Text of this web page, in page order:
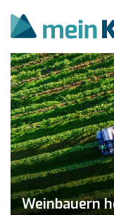
Weinbauern